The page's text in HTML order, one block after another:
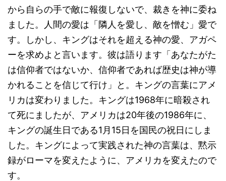
から自らの手で敵に報復しないで、裁きを神に委ね
ました。人間の愛は「隣人を愛し、敵を憎む」愛で
す。しかし、キングはそれを超える神の愛、アガペ
ーを求めよと言います。彼は語ります「あなたがた
は信仰者ではないか、信仰者であれば歴史は神が導
かれることを信じて行け」と。キングの言葉にアメ
リカは変わりました。キングは1968年に暗殺され
て死にましたが、アメリカは20年後の1986年に、
キングの誕生日である1月15日を国民の祝日にしま
した。キングによって実践された神の言葉は、黙示
録がローマを変えたように、アメリカを変えたので
す。